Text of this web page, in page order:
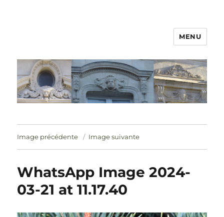
MENU
Image précédente Image suivante
WhatsApp Image 2024-
03-21 at 11.17.40